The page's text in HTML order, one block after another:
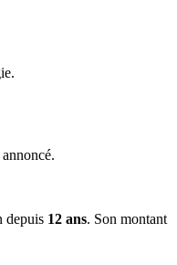
depuis 12 ans. Son montant